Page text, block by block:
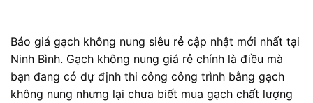
Báo giá gạch không nung siêu rẻ cập nhật mới nhất tại
Ninh Bình. Gạch không nung giá rẻ chính là điều mà
bạn đang có dự định thi công công trình bằng gạch
không nung nhưng lại chưa biết mua gạch chất lượng